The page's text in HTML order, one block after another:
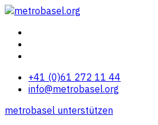
+41 (0)61 272 11 44
info@metrobasel.org
metrobasel unterstützen